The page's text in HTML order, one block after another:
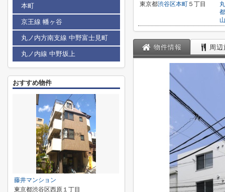
東京都渋谷区本町 ５丁目
物件情報 周
本町
京王線 幡ヶ谷
丸ノ内方南支線 中野富士見町
丸ノ内線 中野坂上
おすすめ物件
藤井マンション
東京都渋谷区西原１丁目